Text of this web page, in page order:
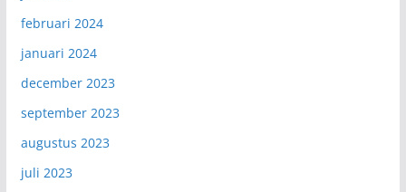
februari 2024
januari 2024
december 2023
september 2023
augustus 2023
juli 2023